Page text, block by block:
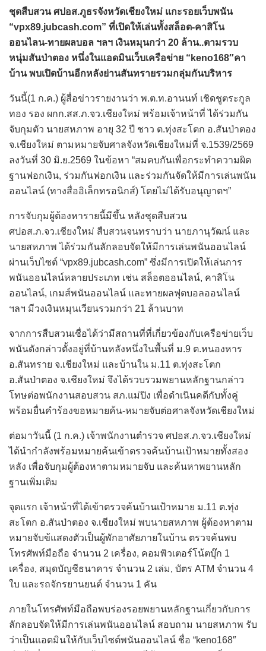
ชุดสืบสวน ศปอส.ภูธรจังหวัดเชียงใหม่ แกะรอยเว็บพนัน
“vpx89.jubcash.com” ที่เปิดให้เล่นทั้งสล็อต-คาสิโน
ออนไลน-ทายผลบอล ฯลฯ เงินหมุนกว่า 20 ล้าน..ตามรวบ
หนุ่มสันป่าตอง หนึ่งในแอดมินเว็บเครือข่าย “keno168″คา
บ้าน พบเปิดบ้านอีกหลังย่านสันทรายรวมกลุ่มกันบริหาร
วันนี้(1 ก.ค.) ผู้สื่อข่าวรายงานว่า พ.ต.ท.อานนท์ เชิดชูตระกูล
ทอง รอง ผกก.สส.ภ.จว.เชียงใหม่ พร้อมเจ้าหน้าที่ ได้ร่วมกัน
จับกุมตัว นายสหภาพ อายุ 32 ปี ชาว ต.ทุ่งสะโตก อ.สันป่าตอง
จ.เชียงใหม่ ตามหมายจับศาลจังหวัดเชียงใหม่ที่ จ.1539/2569
ลงวันที่ 30 มิ.ย.2569 ในข้อหา “สมคบกันเพื่อกระทำความผิด
ฐานฟอกเงิน, ร่วมกันฟอกเงิน และร่วมกันจัดให้มีการเล่นพนัน
ออนไลน์ (ทางสื่ออิเล็กทรอนิกส์) โดยไม่ได้รับอนุญาตฯ”
การจับกุมผู้ต้องหารายนี้มีขึ้น หลังชุดสืบสวน
ศปอส.ภ.จว.เชียงใหม่ สืบสวนจนทราบว่า นายภานุวัฒน์ และ
นายสหภาพ ได้ร่วมกันลักลอบจัดให้มีการเล่นพนันออนไลน์
ผ่านเว็บไซต์ “vpx89.jubcash.com” ซึ่งมีการเปิดให้เล่นการ
พนันออนไลน์หลายประเภท เช่น สล็อตออนไลน์, คาสิโน
ออนไลน์, เกมส์พนันออนไลน์ และทายผลฟุตบอลออนไลน์
ฯลฯ มีวงเงินหมุนเวียนรวมกว่า 21 ล้านบาท
จากการสืบสวนเชื่อได้ว่ามีสถานที่ที่เกี่ยวข้องกับเครือข่ายเว็บ
พนันดังกล่าวตั้งอยู่ที่บ้านหลังหนึ่งในพื้นที่ ม.9 ต.หนองหาร
อ.สันทราย จ.เชียงใหม่ และบ้านใน ม.11 ต.ทุ่งสะโตก
อ.สันป่าตอง จ.เชียงใหม่ จึงได้รวบรวมพยานหลักฐานกล่าว
โทษต่อพนักงานสอบสวน สภ.แม่ปิง เพื่อดำเนินคดีกับทั้งคู่
พร้อมยื่นคำร้องขอหมายค้น-หมายจับต่อศาลจังหวัดเชียงใหม่
ต่อมาวันนี้ (1 ก.ค.) เจ้าพนักงานตำรวจ ศปอส.ภ.จว.เชียงใหม่
ได้นำกำลังพร้อมหมายค้นเข้าตรวจค้นบ้านเป้าหมายทั้งสอง
หลัง เพื่อจับกุมผู้ต้องหาตามหมายจับ และค้นหาพยานหลัก
ฐานเพิ่มเติม
จุดแรก เจ้าหน้าที่ได้เข้าตรวจค้นบ้านเป้าหมาย ม.11 ต.ทุ่ง
สะโตก อ.สันป่าตอง จ.เชียงใหม่ พบนายสหภาพ ผู้ต้องหาตาม
หมายจับข้แสดงตัวเป็นผู้พักอาศัยภายในบ้าน ตรวจค้นพบ
โทรศัพท์มือถือ จำนวน 2 เครื่อง, คอมพิวเตอร์โน้ตบุ๊ก 1
เครื่อง, สมุดบัญชีธนาคาร จำนวน 2 เล่ม, บัตร ATM จำนวน 4
ใบ และรถจักรยานยนต์ จำนวน 1 คัน
ภายในโทรศัพท์มือถือพบร่องรอยพยานหลักฐานเกี่ยวกับการ
ลักลอบจัดให้มีการเล่นพนันออนไลน์ สอบถาม นายสหภาพ รับ
ว่าเป็นแอดมินให้กับเว็บไซต์พนันออนไลน์ ชื่อ “keno168″